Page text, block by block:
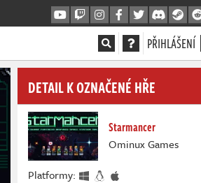
PŘIHLÁŠENÍ
DETAIL K OZNAČENÉ HŘE
Starmancer
Ominux Games
Platformy: